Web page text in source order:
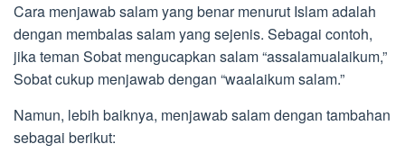
Cara menjawab salam yang benar menurut Islam adalah
dengan membalas salam yang sejenis. Sebagai contoh,
jika teman Sobat mengucapkan salam “assalamualaikum,”
Sobat cukup menjawab dengan “waalaikum salam.”
Namun, lebih baiknya, menjawab salam dengan tambahan
sebagai berikut: